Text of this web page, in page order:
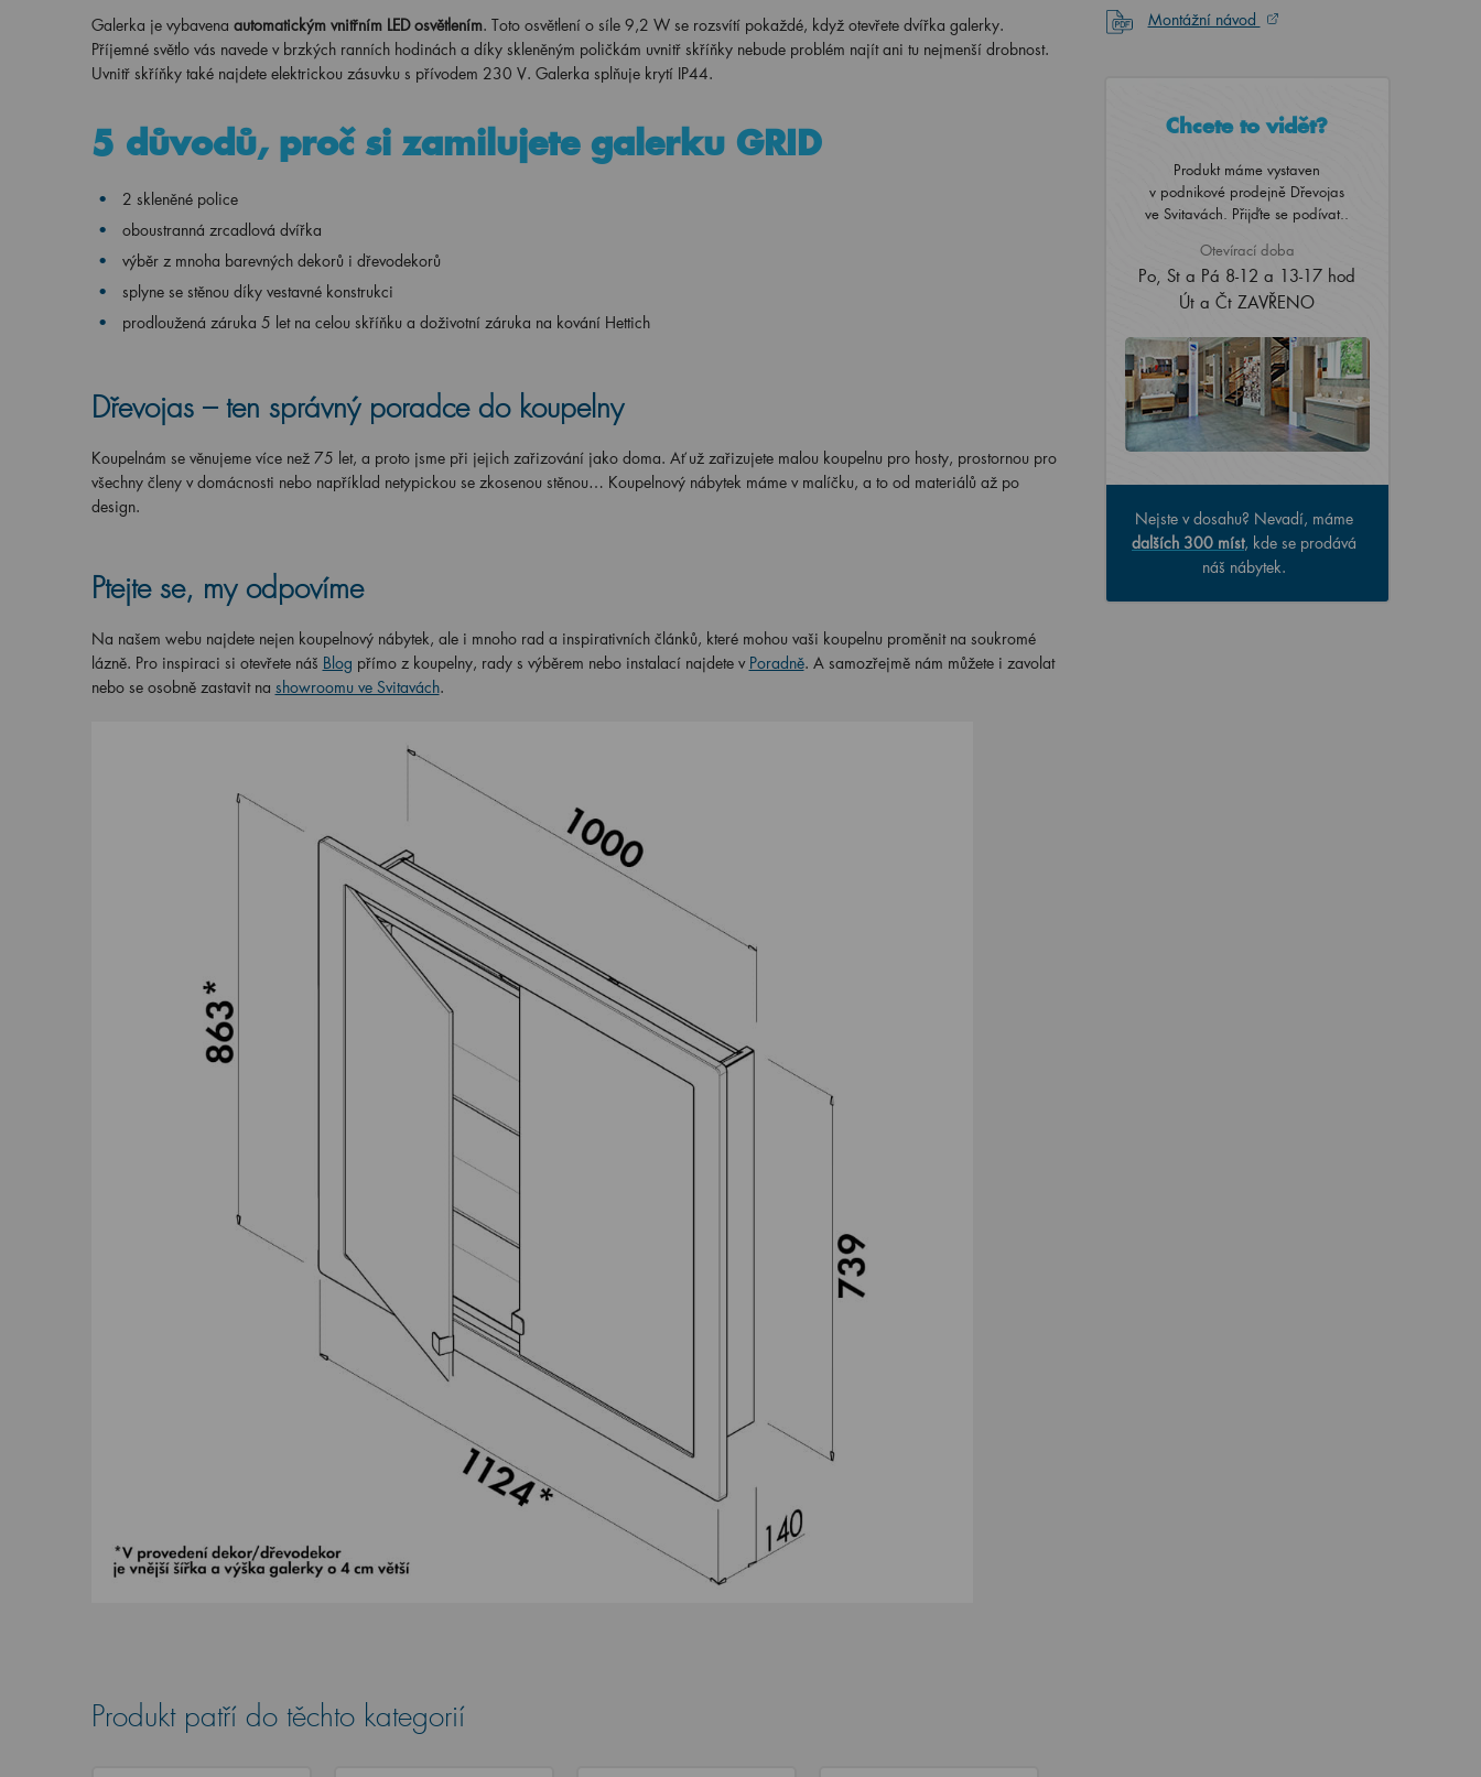
Galerka je vybavena automatickým vnitřním LED osvětlením. Toto osvětlení o síle 9,2 W se rozsvítí pokaždé, když otevřete dvířka galerky.
Příjemné světlo vás navede v brzkých ranních hodinách a díky skleněným poličkám uvnitř skříňky nebude problém najít ani tu nejmenší drobnost.
Uvnitř skříňky také najdete elektrickou zásuvku s přívodem 230 V. Galerka splňuje krytí IP44.
5 důvodů, proč si zamilujete galerku GRID
2 skleněné police
oboustranná zrcadlová dvířka
výběr z mnoha barevných dekorů i dřevodekorů
splyne se stěnou díky vestavné konstrukci
prodloužená záruka 5 let na celou skříňku a doživotní záruka na kování Hettich
Dřevojas – ten správný poradce do koupelny
Koupelnám se věnujeme více než 75 let, a proto jsme při jejich zařizování jako doma. Ať už zařizujete malou koupelnu pro hosty, prostornou pro
všechny členy v domácnosti nebo například netypickou se zkosenou stěnou… Koupelnový nábytek máme v malíčku, a to od materiálů až po
design.
Ptejte se, my odpovíme
Na našem webu najdete nejen koupelnový nábytek, ale i mnoho rad a inspirativních článků, které mohou vaši koupelnu proměnit na soukromé
lázně. Pro inspiraci si otevřete náš Blog přímo z koupelny, rady s výběrem nebo instalací najdete v Poradně. A samozřejmě nám můžete i zavolat
nebo se osobně zastavit na showroomu ve Svitavách.
Produkt patří do těchto kategorií
Montážní návod
Chcete to vidět?
Produkt máme vystaven
v podnikové prodejně Dřevojas
ve Svitavách. Přijďte se podívat..
Otevírací doba
Po, St a Pá 8-12 a 13-17 hod
Út a Čt ZAVŘENO
Nejste v dosahu? Nevadí, máme
dalších 300 míst, kde se prodává
náš nábytek.